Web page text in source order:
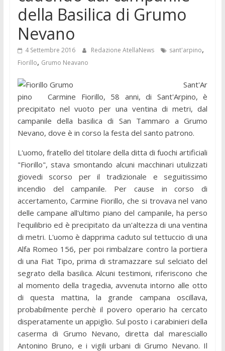
della Basilica di Grumo
Nevano
4 Settembre 2016 Redazione AtellaNews sant'arpino,
Fiorillo, Grumo Neavano
Sant'Ar
pino Carmine Fiorillo, 58 anni, di Sant'Arpino, è
precipitato nel vuoto per una ventina di metri, dal
campanile della basilica di San Tammaro a Grumo
Nevano, dove è in corso la festa del santo patrono.
L'uomo, fratello del titolare della ditta di fuochi artificiali
"Fiorillo", stava smontando alcuni macchinari utulizzati
giovedi scorso per il tradizionale e seguitissimo
incendio del campanile. Per cause in corso di
accertamento, Carmine Fiorillo, che si trovava nel vano
delle campane all'ultimo piano del campanile, ha perso
l'equilibrio ed è precipitato da un'altezza di una ventina
di metri. L'uomo è dapprima caduto sul tettuccio di una
Alfa Romeo 156, per poi rimbalzare contro la portiera
di una Fiat Tipo, prima di stramazzare sul selciato del
segrato della basilica. Alcuni testimoni, riferiscono che
al momento della tragedia, avvenuta intorno alle otto
di questa mattina, la grande campana oscillava,
probabilmente perchè il povero operario ha cercato
disperatamente un appiglio. Sul posto i carabinieri della
caserma di Grumo Nevano, diretta dal maresciallo
Antonino Bruno, e i vigili urbani di Grumo Nevano. Il